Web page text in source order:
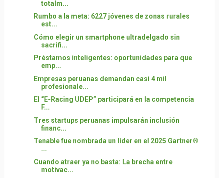
totalm...
Rumbo a la meta: 6227 jóvenes de zonas rurales
est...
Cómo elegir un smartphone ultradelgado sin
sacrifi...
Préstamos inteligentes: oportunidades para que
emp...
Empresas peruanas demandan casi 4 mil
profesionale...
El “E-Racing UDEP” participará en la competencia
F...
Tres startups peruanas impulsarán inclusión
financ...
Tenable fue nombrada un líder en el 2025 Gartner®
...
Cuando atraer ya no basta: La brecha entre
motivac...